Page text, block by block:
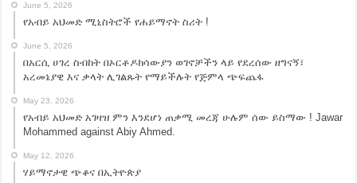
June 5, 2026
የአብይ አህመድ ሚኒስትሮች የሐይማኖት ስሪት !
June 5, 2026
በአርሲ ሀገረ ስብከት በኦርቶዶክሳውያን ወገኖቻችን ላይ የደረሰው ዘግናኝ፣
አረመኔያዊ እና ቃላት ሊገልጹት የማይችሉት የጅምላ ጭፍጨፋ
May 23, 2026
የአብይ አህመድ አገዛዝ ምን እንደሆነ ጠቃሚ መረጃ ሁሉም ሰው ይስማው ! Jawar
Mohammed against Abiy Ahmed.
May 12, 2026
ሃይማኖታዊ ጭቆና በኢትዮጵያ